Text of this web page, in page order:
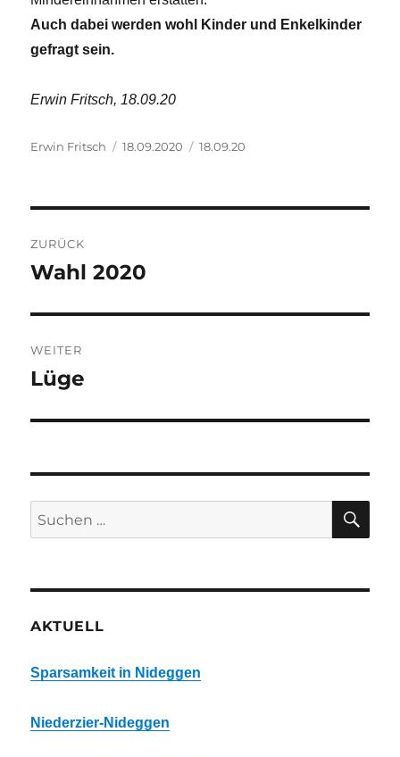
Auch dabei werden wohl Kinder und Enkelkinder
gefragt sein.
Erwin Fritsch, 18.09.20
Autor
Erwin Fritsch
Veröffentlicht
18.09.2020 Kategorien
18.09.20
ZURÜCK
Vorheriger
Wahl 2020
WEITER
Nächster
Lüge
Suchen
nach:
AKTUELL
Sparsamkeit in Nideggen
Niederzier-Nideggen